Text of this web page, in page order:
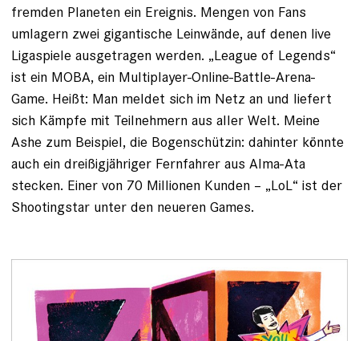
fremden Planeten ein Ereignis. Mengen von Fans
umlagern zwei gigantische Leinwände, auf denen live
Ligaspiele ausgetragen werden. „League of Legends“
ist ein MOBA, ein Multiplayer-Online-Battle-Arena-
Game. Heißt: Man meldet sich im Netz an und liefert
sich Kämpfe mit Teilnehmern aus aller Welt. Meine
Ashe zum Beispiel, die Bogenschützin: dahinter könnte
auch ein dreißigjähriger Fernfahrer aus Alma­-Ata
stecken. Einer von 70 Millionen Kunden – „LoL“ ist der
Shootingstar unter den ­neueren Games.